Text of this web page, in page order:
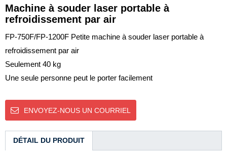
Machine à souder laser portable à
refroidissement par air
FP-750F/FP-1200F Petite machine à souder laser portable à
refroidissement par air
Seulement 40 kg
Une seule personne peut le porter facilement
ENVOYEZ-NOUS UN COURRIEL
DÉTAIL DU PRODUIT